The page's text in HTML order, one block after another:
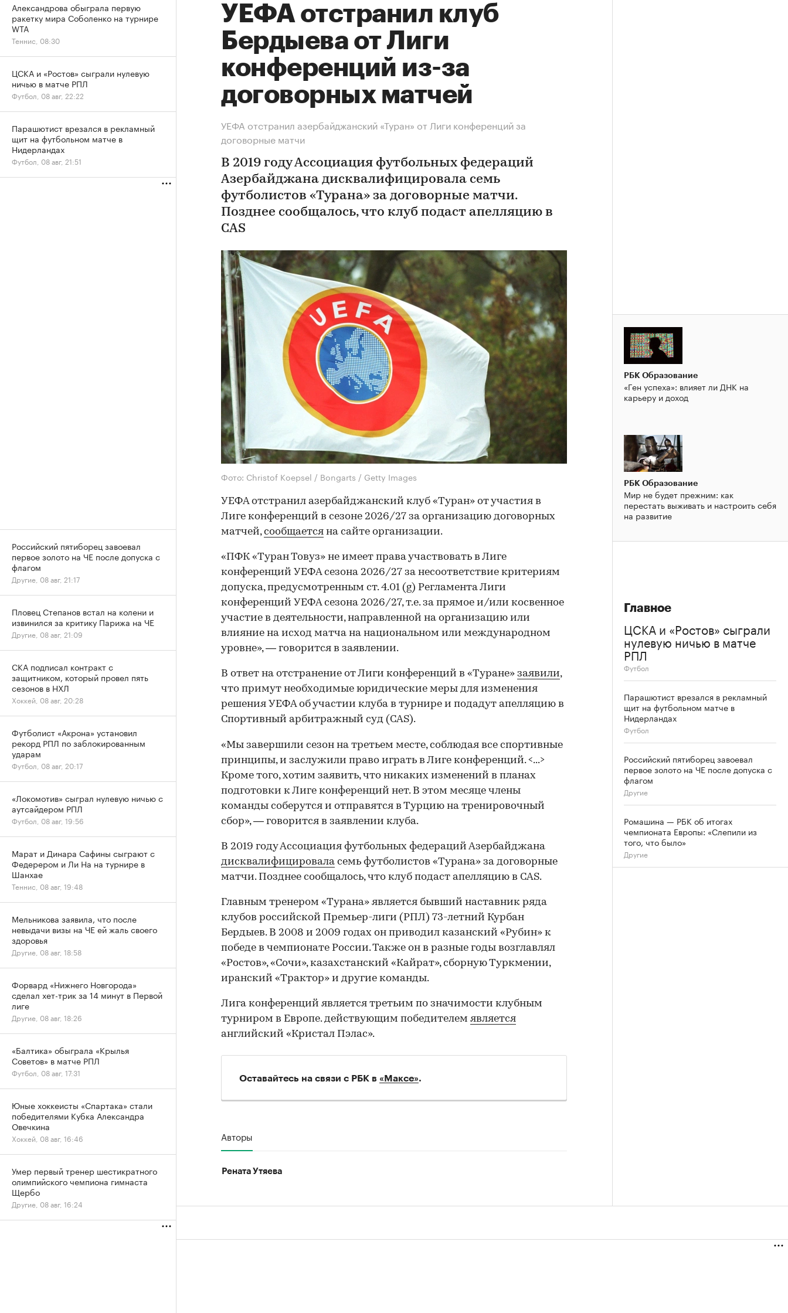
УЕФА отстранил клуб
Бердыева от Лиги
конференций из-за
договорных матчей
УЕФА отстранил азербайджанский «Туран» от Лиги конференций за
договорные матчи
В 2019 году Ассоциация футбольных федераций
Азербайджана дисквалифицировала семь
футболистов «Турана» за договорные матчи.
Позднее сообщалось, что клуб подаст апелляцию в
CAS
Фото: Christof Koepsel / Bongarts / Getty Images
УЕФА отстранил азербайджанский клуб «Туран» от участия в
Лиге конференций в сезоне 2026/27 за организацию договорных
матчей,сообщается на сайте организации.
«ПФК «Туран Товуз» не имеет права участвовать в Лиге
конференций УЕФА сезона 2026/27 за несоответствие критериям
допуска, предусмотренным ст. 4.01 (g) Регламента Лиги
конференций УЕФА сезона 2026/27, т.е. за прямое и/или косвенное
участие в деятельности, направленной на организацию или
влияние на исход матча на национальном или международном
уровне», — говорится в заявлении.
В ответ на отстранение от Лиги конференций в «Туране» заявили,
что примут необходимые юридические меры для изменения
решения УЕФА об участии клуба в турнире и подадут апелляцию в
Спортивный арбитражный суд (CAS).
00:00 / 00:00
«Мы завершили сезон на третьем месте, соблюдая все спортивные
принципы, и заслужили право играть в Лиге конференций. <...>
Кроме того, хотим заявить, что никаких изменений в планах
подготовки к Лиге конференций нет. В этом месяце члены
команды соберутся и отправятся в Турцию на тренировочный
сбор», — говорится в заявлении клуба.
В 2019 году Ассоциация футбольных федераций Азербайджана
дисквалифицировала семь футболистов «Турана» за договорные
матчи. Позднее сообщалось, что клуб подаст апелляцию в CAS.
Главным тренером «Турана» является бывший наставник ряда
клубов российской Премьер-лиги (РПЛ) 73-летний Курбан
Бердыев. В 2008 и 2009 годах он приводил казанский «Рубин» к
победе в чемпионате России. Также он в разные годы возглавлял
«Ростов», «Сочи», казахстанский «Кайрат», сборную Туркмении,
иранский «Трактор» и другие команды.
Лига конференций является третьим по значимости клубным
турниром в Европе. действующим победителем является
английский «Кристал Пэлас».
Оставайтесь на связи с РБК в «Максе».
Авторы
Рената Утяева
РБК Образование
«Ген успеха»: влияет ли ДНК на
карьеру и доход
РБК Образование
Мир не будет прежним: как
перестать выживать и настроить себя
на развитие
Главное
ЦСКА и «Ростов» сыграли
нулевую ничью в матче
РПЛ
Футбол
Парашютист врезался в рекламный
щит на футбольном матче в
Нидерландах
Футбол
Российский пятиборец завоевал
первое золото на ЧЕ после допуска с
флагом
Другие
Ромашина — РБК об итогах
чемпионата Европы: «Слепили из
того, что было»
Другие
Александрова обыграла первую
ракетку мира Соболенко на турнире
WTA
Теннис, 08:30
ЦСКА и «Ростов» сыграли нулевую
ничью в матче РПЛ
Футбол, 08 авг, 22:22
Парашютист врезался в рекламный
щит на футбольном матче в
Нидерландах
Футбол, 08 авг, 21:51
Российский пятиборец завоевал
первое золото на ЧЕ после допуска с
флагом
Другие, 08 авг, 21:17
Пловец Степанов встал на колени и
извинился за критику Парижа на ЧЕ
Другие, 08 авг, 21:09
СКА подписал контракт с
защитником, который провел пять
сезонов в НХЛ
Хоккей, 08 авг, 20:28
Футболист «Акрона» установил
рекорд РПЛ по заблокированным
ударам
Футбол, 08 авг, 20:17
«Локомотив» сыграл нулевую ничью с
аутсайдером РПЛ
Футбол, 08 авг, 19:56
Марат и Динара Сафины сыграют с
Федерером и Ли На на турнире в
Шанхае
Теннис, 08 авг, 19:48
Мельникова заявила, что после
невыдачи визы на ЧЕ ей жаль своего
здоровья
Другие, 08 авг, 18:58
Форвард «Нижнего Новгорода»
сделал хет-трик за 14 минут в Первой
лиге
Другие, 08 авг, 18:26
«Балтика» обыграла «Крылья
Советов» в матче РПЛ
Футбол, 08 авг, 17:31
Юные хоккеисты «Спартака» стали
победителями Кубка Александра
Овечкина
Хоккей, 08 авг, 16:46
Умер первый тренер шестикратного
олимпийского чемпиона гимнаста
Щербо
Другие, 08 авг, 16:24